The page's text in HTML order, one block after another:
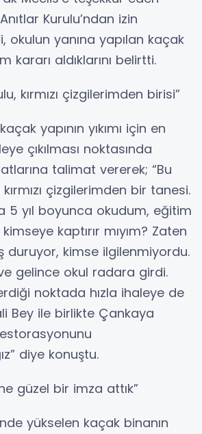
Kurulu’ndan izin
okulun yanına yapılan kaçak
kararı aldıklarını belirtti.
kırmızı çizgilerimden birisi”
yapının yıkımı için en
çıkılması noktasında
talimat vererek; “Bu
çizgilerimden bir tanesi.
5 yıl boyunca okudum, eğitim
kaptırır mıyım? Zaten
duruyor, kimse ilgilenmiyordu.
gelince okul radara girdi.
noktada hızla ihaleye de
Bey ile birlikte Çankaya
diye konuştu.
güzel bir imza attık”
yükselen kaçak binanın